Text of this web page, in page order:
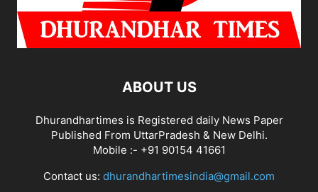
ABOUT US
Dhurandhartimes is Registered daily News Paper
Published From UttarPradesh & New Delhi.
Mobile :- +91 90154 41661
Contact us: dhurandhartimesindia@gmail.com